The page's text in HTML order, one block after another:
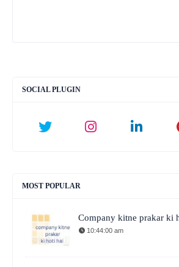
SOCIAL PLUGIN
MOST POPULAR
Company kitne prakar ki
10:44:00 am